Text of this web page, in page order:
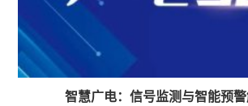
智慧广电：信号监测与智能预